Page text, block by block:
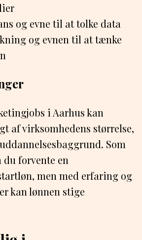
og evne til at tolke data
og evnen til at tænke
i Aarhus kan
af virksomhedens størrelse,
Som
forvente en
men med erfaring og
kan lønnen stige